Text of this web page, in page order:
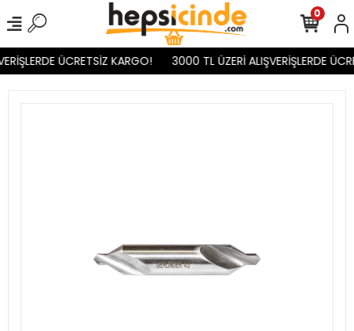
ÜCRETSİZ KARGO! 3000 TL ÜZERİ ALIŞVERİŞLERDE
0